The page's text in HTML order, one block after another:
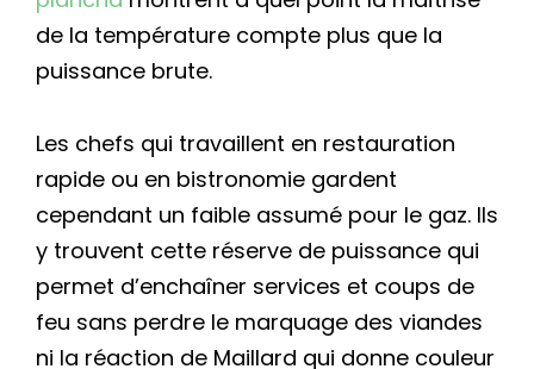
de la température compte plus que la
puissance brute.
Les chefs qui travaillent en restauration
rapide ou en bistronomie gardent
cependant un faible assumé pour le gaz. Ils
y trouvent cette réserve de puissance qui
permet d’enchaîner services et coups de
feu sans perdre le marquage des viandes
ni la réaction de Maillard qui donne couleur